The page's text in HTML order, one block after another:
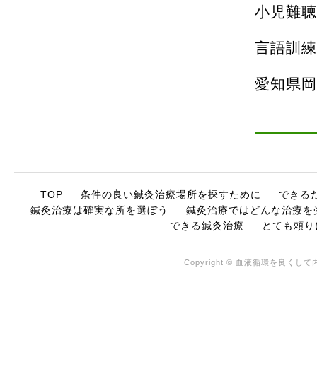
小児難
言語訓
愛知県
TOP 条件の良い鍼灸治療場所を探すために
できる
鍼灸治療は確実な所を選ぼう
鍼灸治療ではどんな治療を
できる鍼灸治療
とても頼
Copyright © 血液循環を良くして